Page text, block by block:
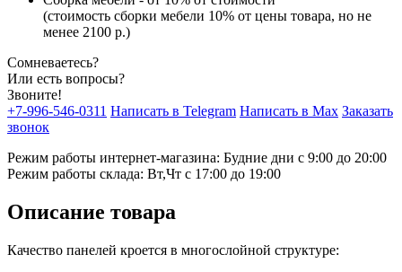
(стоимость сборки мебели 10% от цены товара, но не
менее 2100 р.)
Сомневаетесь?
Или есть вопросы?
Звоните!
+7-996-546-0311 Написать в Telegram Написать в Max Заказать
звонок
Режим работы интернет-магазина: Будние дни с 9:00 до 20:00
Режим работы склада: Вт,Чт с 17:00 до 19:00
Описание товара
Качество панелей кроется в многослойной структуре: